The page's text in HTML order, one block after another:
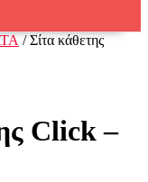
/ Σίτα κάθετης
Click –